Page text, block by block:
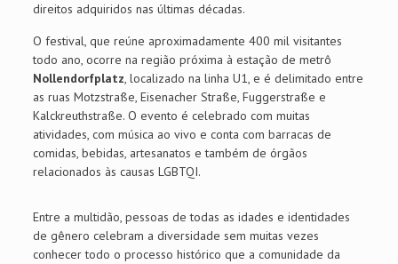
direitos adquiridos nas últimas décadas.
O festival, que reúne aproximadamente 400 mil visitantes
todo ano, ocorre na região próxima à estação de metrô
Nollendorfplatz, localizado na linha U1, e é delimitado entre
as ruas Motzstraße, Eisenacher Straße, Fuggerstraße e
Kalckreuthstraße. O evento é celebrado com muitas
atividades, com música ao vivo e conta com barracas de
comidas, bebidas, artesanatos e também de órgãos
relacionados às causas LGBTQI.
Entre a multidão, pessoas de todas as idades e identidades
de gênero celebram a diversidade sem muitas vezes
conhecer todo o processo histórico que a comunidade da